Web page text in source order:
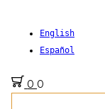
English
Español
0 0